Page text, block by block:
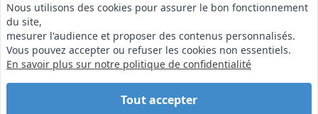
Nous utilisons des cookies pour assurer le bon fonctionnement
du site,
mesurer l'audience et proposer des contenus personnalisés.
Vous pouvez accepter ou refuser les cookies non essentiels.
En savoir plus sur notre politique de confidentialité
Tout accepter
N°VERT : 0800 00 80 89
EN SAVOIR PLUS